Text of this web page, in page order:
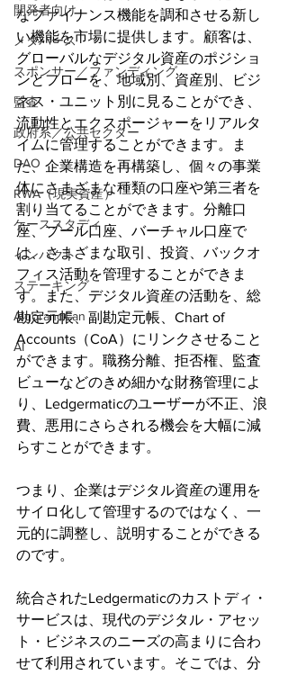
開発者向け
メタバース
スポンサー／ファンディング
監査
政府系／公共セクター
DAO
RWA（現実資産）
ケーススタディ
インパクト
ステーキング
AlgorandCan
AI
なファイナンス機能を調和させる新し
い機能を市場に提供します。顧客は、
グローバルなデジタル資産のポジショ
ンとフローを、地域別、資産別、ビジ
ネス・ユニット別に見ることができ、
流動性とエクスポージャーをリアルタ
イムに管理することができます。ま
た、企業構造を再構築し、個々の事業
体にさまざまな種類の口座や第三者を
割り当てることができます。分離口
座、プール口座、バーチャル口座で
は、さまざまな取引、投資、バックオ
フィス活動を管理することができま
す。また、デジタル資産の活動を、総
勘定元帳、副勘定元帳、Chart of
Accounts（CoA）にリンクさせること
ができます。職務分離、拒否権、監査
ビューなどのきめ細かな財務管理によ
り、Ledgermaticのユーザーが不正、浪
費、悪用にさらされる機会を大幅に減
らすことができます。
つまり、企業はデジタル資産の運用を
サイロ化して管理するのではなく、一
元的に調整し、説明することができる
のです。
統合されたLedgermaticのカストディ・
サービスは、現代のデジタル・アセッ
ト・ビジネスのニーズの高まりに合わ
せて利用されています。そこでは、分